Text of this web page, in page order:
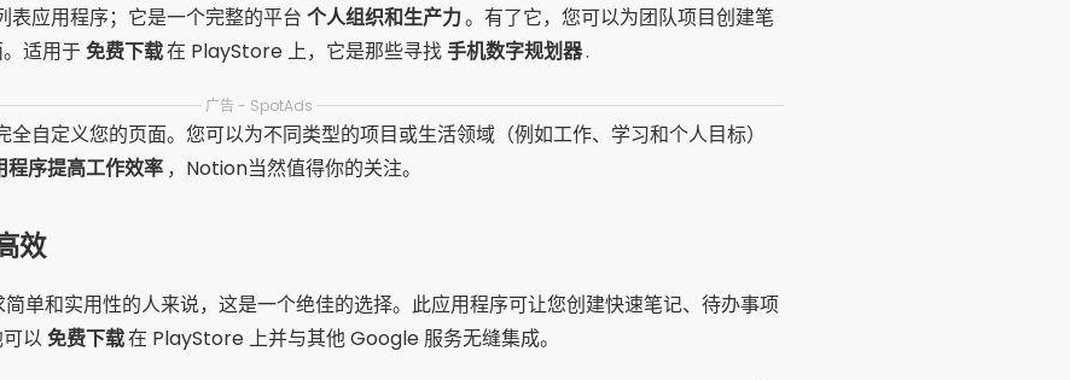
表应用程序；它是一个完整的平台 个人组织和生产力。有了它，您可以为团队项目创建笔
适用于免费下载在 PlayStore 上，它是那些寻找手机数字规划器.
广告 - SpotAds
自定义您的页面。您可以为不同类型的项目或生活领域（例如工作、学习和个人目标）
程序提高工作效率 ，Notion当然值得你的关注。
效
单和实用性的人来说，这是一个绝佳的选择。此应用程序可让您创建快速笔记、待办事项
以免费下载在 PlayStore 上并与其他 Google 服务无缝集成。